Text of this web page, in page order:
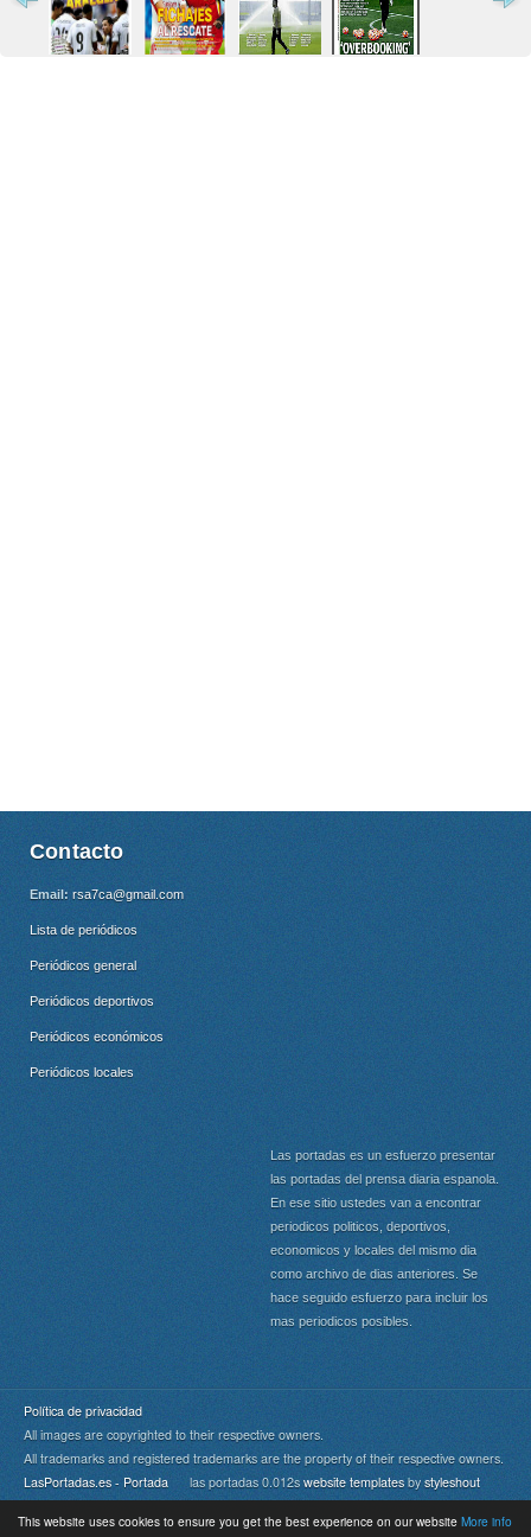
This website uses cookies to ensure you get the best experience on our website More info
Contacto
Email: rsa7ca@gmail.com
Lista de periódicos
Periódicos general
Periódicos deportivos
Periódicos económicos
Periódicos locales
Las portadas es un esfuerzo presentar
las portadas del prensa diaria espanola.
En ese sitio ustedes van a encontrar
periodicos politicos, deportivos,
economicos y locales del mismo dia
como archivo de dias anteriores. Se
hace seguido esfuerzo para incluir los
mas periodicos posibles.
Política de privacidad
All images are copyrighted to their respective owners.
All trademarks and registered trademarks are the property of their respective owners.
LasPortadas.es - Portada las portadas 0.012s website templates by styleshout